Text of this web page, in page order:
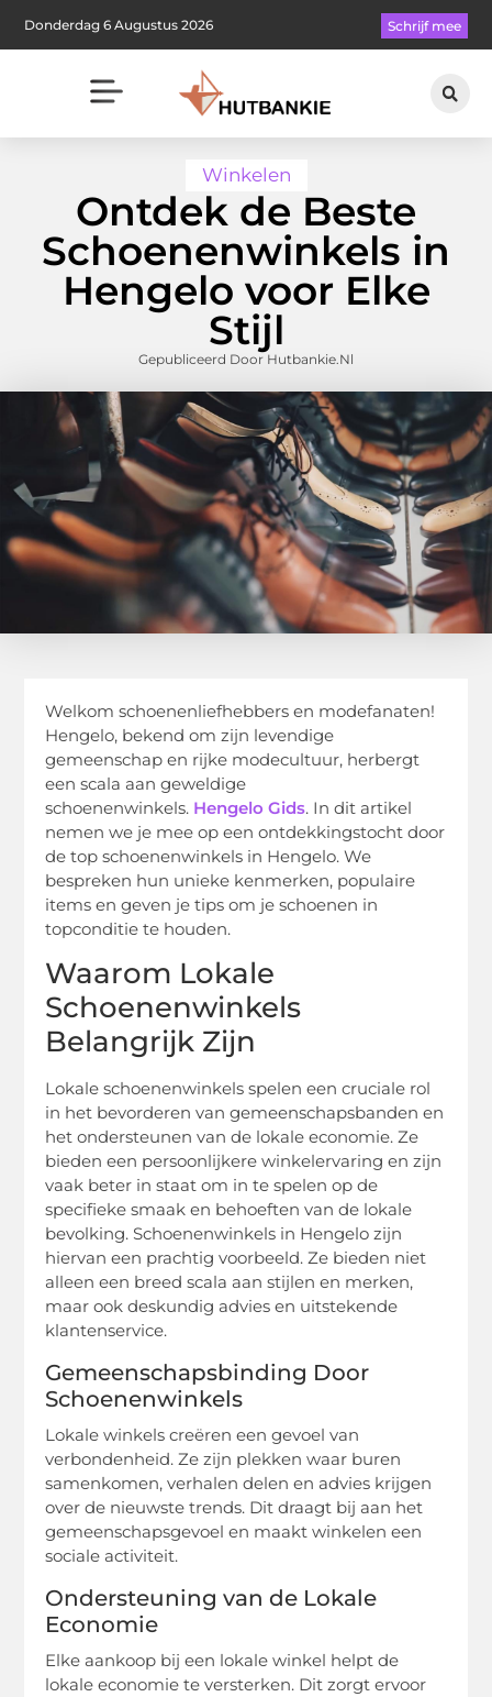
Donderdag 6 Augustus 2026 Schrijf mee
Winkelen
Ontdek de Beste
Schoenenwinkels in
Hengelo voor Elke
Stijl
Gepubliceerd Door Hutbankie.nl
Welkom schoenenliefhebbers en modefanaten!
Hengelo, bekend om zijn levendige
gemeenschap en rijke modecultuur, herbergt
een scala aan geweldige
schoenenwinkels. Hengelo Gids. In dit artikel
nemen we je mee op een ontdekkingstocht door
de top schoenenwinkels in Hengelo. We
bespreken hun unieke kenmerken, populaire
items en geven je tips om je schoenen in
topconditie te houden.
Waarom Lokale
Schoenenwinkels
Belangrijk Zijn
Lokale schoenenwinkels spelen een cruciale rol
in het bevorderen van gemeenschapsbanden en
het ondersteunen van de lokale economie. Ze
bieden een persoonlijkere winkelervaring en zijn
vaak beter in staat om in te spelen op de
specifieke smaak en behoeften van de lokale
bevolking. Schoenenwinkels in Hengelo zijn
hiervan een prachtig voorbeeld. Ze bieden niet
alleen een breed scala aan stijlen en merken,
maar ook deskundig advies en uitstekende
klantenservice.
Gemeenschapsbinding Door
Schoenenwinkels
Lokale winkels creëren een gevoel van
verbondenheid. Ze zijn plekken waar buren
samenkomen, verhalen delen en advies krijgen
over de nieuwste trends. Dit draagt bij aan het
gemeenschapsgevoel en maakt winkelen een
sociale activiteit.
Ondersteuning van de Lokale
Economie
Elke aankoop bij een lokale winkel helpt de
lokale economie te versterken. Dit zorgt ervoor